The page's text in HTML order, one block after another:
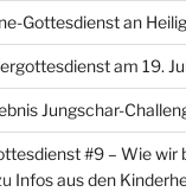
Gottesdienst an
am 19.
Jungschar-
#9 – Wie wir
Infos aus den